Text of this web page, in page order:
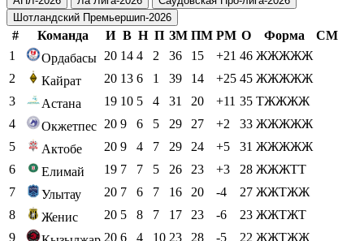
Шотландский Премьершип-2026
# Команда И В Н П ЗМ ПМ РМ О Форма
СМ
1
Ордабасы 20 14 4 2 36 15 +21 46 ЖЖЖЖЖ
2
Кайрат 20 13 6 1 39 14 +25 45 ЖЖЖЖЖ
3
Астана 19 10 5 4 31 20 +11 35 ТЖЖЖЖ
4
Окжетпес 20 9 6 5 29 27 +2 33 ЖЖЖЖЖ
5
Актобе 20 9 4 7 29 24 +5 31 ЖЖЖЖЖ
6
Елимай 19 7 7 5 26 23 +3 28 ЖЖЖТТ
7
Улытау 20 7 6 7 16 20 -4 27 ЖЖТЖЖ
8
Женис 20 5 8 7 17 23 -6 23 ЖЖТЖТ
9
20 6 4 10 23 28 -5 22 ЖЖТЖЖ